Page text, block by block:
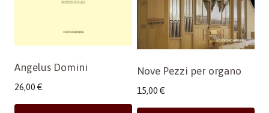
Angelus Domini
26,00 €
Nove Pezzi per organo
15,00 €